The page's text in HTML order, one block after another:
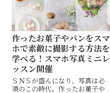
作ったお菓子やパンをスマ
ホで素敵に撮影する方法を
学べる！スマホ写真ミニレ
ッスン開催
ＳＮＳが盛んになり、写真は必
須のこの時代。作ったお菓子や